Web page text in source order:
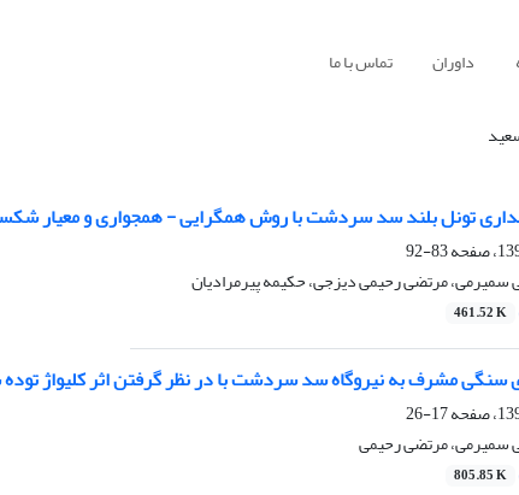
داوران تماس با ما
تونل بلند سد سردشت با روش‌ همگرایی - همجواری و معیار
83-92
مرتضی رحیمی دیزجی، حکیمه پیرمرادیان
461.52 K
سنگی مشرف به نیروگاه سد سردشت با در نظر گرفتن اثر کلیواژ
17-26
سمیرمی، مرتضی رحیمی
805.85 K